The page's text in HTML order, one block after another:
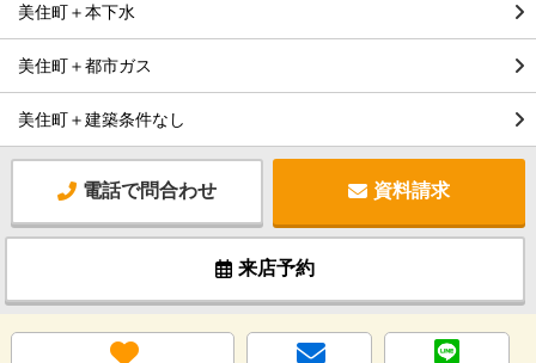
美住町＋本下水
美住町＋都市ガス
美住町＋建築条件なし
電話で問合わせ 資料請求
来店予約